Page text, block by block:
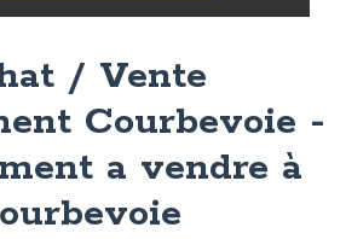
/ Vente
Courbevoie -
a vendre à